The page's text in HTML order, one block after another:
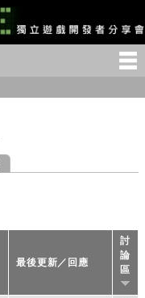
最後更新／回應
討
論
區